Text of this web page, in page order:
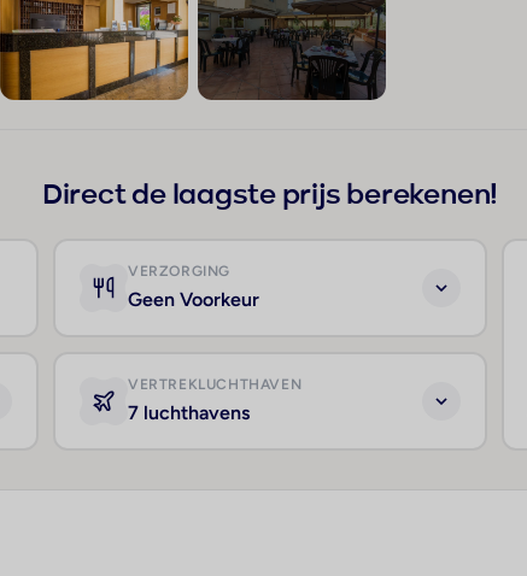
Direct de laagste prijs berekenen!
VERZORGING
Geen Voorkeur
VERTREKLUCHTHAVEN
7 luchthavens